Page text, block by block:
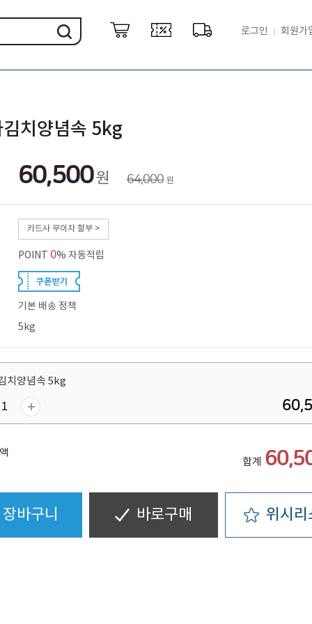
로그인 회원가
치양념속 5kg
60,500원 64,000 원
카드사 무이자 할부 >
POINT 0% 자동적립
기본 배송 정책
5kg
치양념속 5kg
합계
바구니 바로구매 위시리